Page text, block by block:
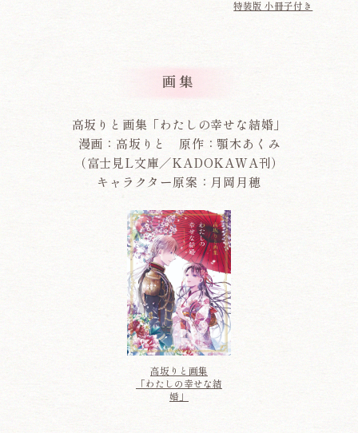
特装版 小冊子付き
画集
高坂りと画集「わたしの幸せな結婚」
漫画：高坂りと 原作：顎木あくみ
（富士見L文庫／KADOKAWA刊）
キャラクター原案：月岡月穂
高坂りと画集
「わたしの幸せな結
婚」